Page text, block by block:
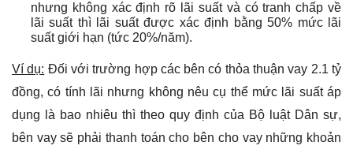
nhưng không xác định rõ lãi suất và có tranh chấp về
lãi suất thì lãi suất được xác định bằng 50% mức lãi
suất giới hạn (tức 20%/năm).
Ví dụ: Đối với trường hợp các bên có thỏa thuận vay 2.1 tỷ
đồng, có tính lãi nhưng không nêu cụ thể mức lãi suất áp
dụng là bao nhiêu thì theo quy định của Bộ luật Dân sự,
bên vay sẽ phải thanh toán cho bên cho vay những khoản